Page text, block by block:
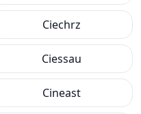
Ciechrz
Ciessau
Cineast